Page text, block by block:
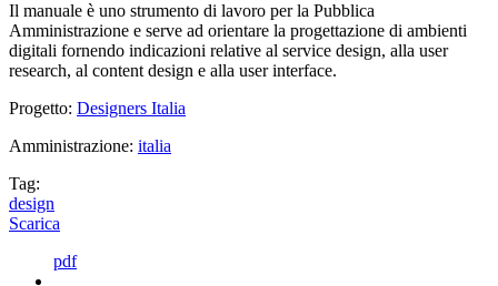
Il manuale è uno strumento di lavoro per la Pubblica
Amministrazione e serve ad orientare la progettazione di ambienti
digitali fornendo indicazioni relative al service design, alla user
research, al content design e alla user interface.
Progetto: Designers Italia
Amministrazione: italia
Tag:
design
Scarica
pdf